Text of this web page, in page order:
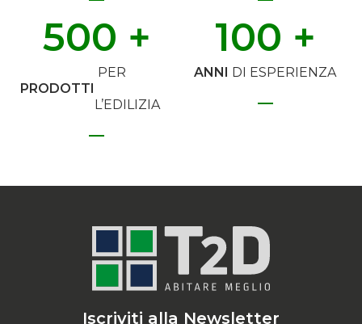
PRODOTTI
PER
L’EDILIZIA
500 +
ANNI DI ESPERIENZA
100 +
Iscriviti alla Newsletter